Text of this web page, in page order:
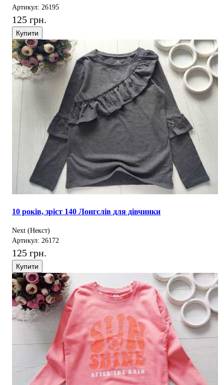
Артикул: 26195
125 грн.
Купити
10 років, зріст 140 Лонгслів для дівчинки
Next (Некст)
Артикул: 26172
125 грн.
Купити